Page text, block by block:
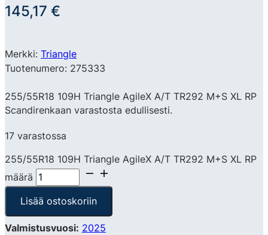
145,17 €
Merkki: Triangle
Tuotenumero: 275333
255/55R18 109H Triangle AgileX A/T TR292 M+S XL RP
Scandirenkaan varastosta edullisesti.
17 varastossa
255/55R18 109H Triangle AgileX A/T TR292 M+S XL RP
määrä
Lisää ostoskoriin
Valmistusvuosi: 2025